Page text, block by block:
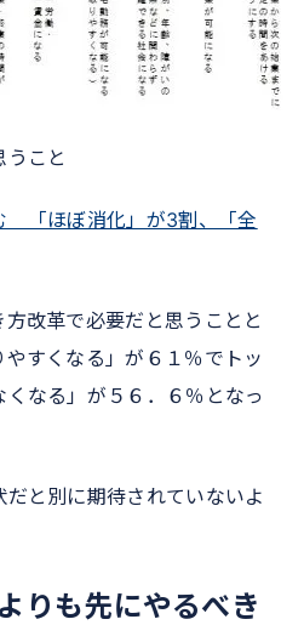
こと
「ほぼ消化」が3割、「全
改革で必要だと思うことと
すくなる」が６１％でトッ
なる」が５６．６％となっ
と別に期待されていないよ
りも先にやるべき